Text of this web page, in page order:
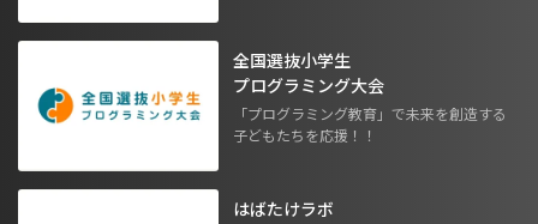
全国選抜小学生
プログラミング大会
「プログラミング教育」で未来を創造する
子どもたちを応援！！
はばたけラボ